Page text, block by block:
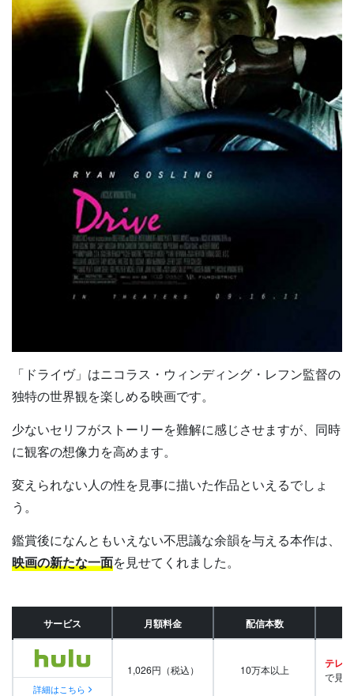
「ドライヴ」はニコラス・ウィンディング・レフン監督の
独特の世界観を楽しめる映画です。
少ないセリフがストーリーを難解に感じさせますが、同時
に観客の想像力を高めます。
変えられない人の性を見事に描いた作品といえるでしょ
う。
鑑賞後になんともいえない不思議な余韻を与える本作は、
映画の新たな一面を見せてくれました。
サービス 月額料金 配信本数
詳細はこちら
1,026円（税込） 10万本以上 テレビ
で見